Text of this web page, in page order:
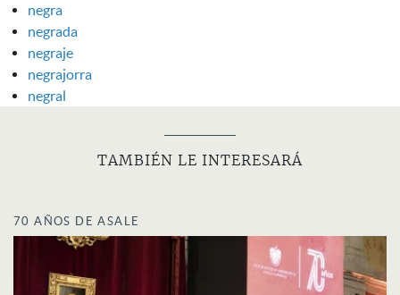
negra
negrada
negraje
negrajorra
negral
TAMBIÉN LE INTERESARÁ
70 AÑOS DE ASALE